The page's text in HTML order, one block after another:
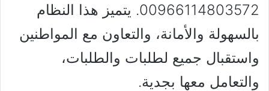
00966114803572. يتميز هذا النظام
بالسهولة والأمانة، والتعاون مع المواطنين
واستقبال جميع لطلبات والطلبات،
والتعامل معها بجدية.